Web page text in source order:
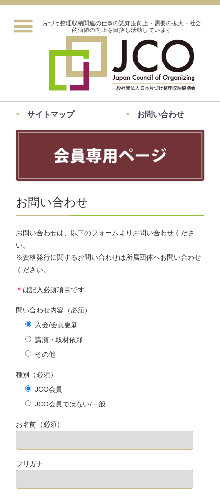
片づけ整理収納関連の仕事の認知度向上・需要の拡大・社会
的価値の向上を目指し活動しています
サイトマップ お問い合わせ
お問い合わせ
お問い合わせは、以下のフォームよりお問い合わせくださ
い。
※資格発行に関するお問い合わせは所属団体へお問い合わせ
ください。
＊ は記入必須項目です
問い合わせ内容（必須）
入会/会員更新
講演・取材依頼
その他
種別（必須）
JCO会員
JCO会員ではない/一般
お名前（必須）
フリガナ